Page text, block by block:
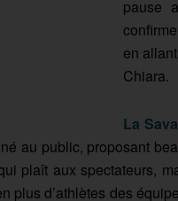
pause
en
Chiara.
La
au public, proposant
plaît aux spectateurs,
plus d’athlètes des